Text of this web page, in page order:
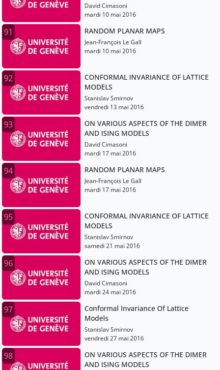
David Cimasoni
mardi 10 mai 2016
91 RANDOM PLANAR MAPS
Jean-François Le Gall
mardi 10 mai 2016
92
CONFORMAL INVARIANCE OF LATTICE
MODELS
Stanislav Smirnov
vendredi 13 mai 2016
93
ON VARIOUS ASPECTS OF THE DIMER
AND ISING MODELS
David Cimasoni
mardi 17 mai 2016
94 RANDOM PLANAR MAPS
Jean-François Le Gall
mardi 17 mai 2016
95
CONFORMAL INVARIANCE OF LATTICE
MODELS
Stanislav Smirnov
samedi 21 mai 2016
96
ON VARIOUS ASPECTS OF THE DIMER
AND ISING MODELS
David Cimasoni
mardi 24 mai 2016
97
Conformal Invariance Of Lattice
Models
Stanislav Smirnov
vendredi 27 mai 2016
98
ON VARIOUS ASPECTS OF THE DIMER
AND ISING MODELS